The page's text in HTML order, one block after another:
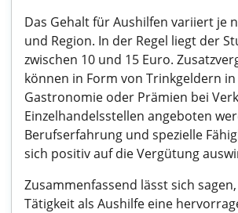
Das Gehalt für Aushilfen variiert je
und Region. In der Regel liegt der
zwischen 10 und 15 Euro.
können in Form von Trinkgeldern
Gastronomie oder Prämien bei
Einzelhandelsstellen angeboten
Berufserfahrung und spezielle
sich positiv auf die Vergütung
Zusammenfassend lässt sich
Tätigkeit als Aushilfe eine